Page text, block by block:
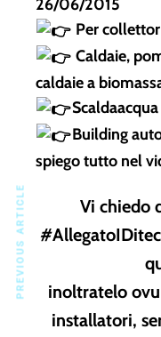
26/06/2015
Per
Caldaie,
caldaie a
Building
spiego tutto nel
Vi chiedo
inoltratelo
installatori,
PREVIOUS ARTICLE